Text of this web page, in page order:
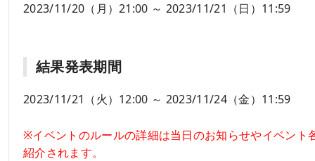
2023/11/20（月）21:00 ～ 2023/11/21（日）11:59
結果発表期間
2023/11/21（火）12:00 ～ 2023/11/24（金）11:59
※イベントのルールの詳細は当日のお知らせやイベント
紹介されます。